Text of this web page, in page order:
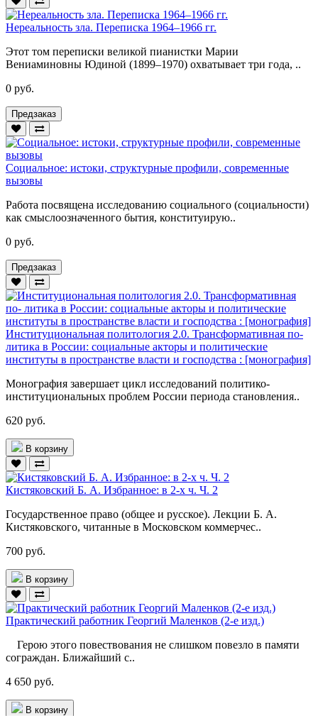
Нереальность зла. Переписка 1964–1966 гг.
Этот том переписки великой пианистки Марии
Вениаминовны Юдиной (1899–1970) охватывает три года, ..
0 руб.
Предзаказ
Социальное: истоки, структурные профили, современные
вызовы
Работа посвящена исследованию социального (социальности)
как смыслоозначенного бытия, конституирую..
0 руб.
Предзаказ
Институциональная политология 2.0. Трансформативная по-
литика в России: социальные акторы и политические
институты в пространстве власти и господства : [монография]
Монография завершает цикл исследований политико-
институциональных проблем России периода становления..
620 руб.
В корзину
Кистяковский Б. А. Избранное: в 2-х ч. Ч. 2
Государственное право (общее и русское). Лекции Б. А.
Кистяковского, читанные в Московском коммерчес..
700 руб.
В корзину
Практический работник Георгий Маленков (2-е изд.)
Герою этого повествования не слишком повезло в памяти
сограждан. Ближайший с..
4 650 руб.
В корзину